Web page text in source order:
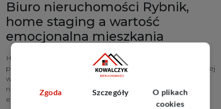
Zgoda Szczegóły
O plikach
cookies
Biuro nieruchomości Rybnik,
home staging a wartość
emocjonalna mieszkania
Home staging to technika, która ma na celu nie tylko
poprawę wyglądu nieruchomości, ale również zwiększenie jej
wartości emocjonalnej. Z perspektywy agencji
nieruchomości w Rybniku, home staging to kluczowy
element, który może zd...